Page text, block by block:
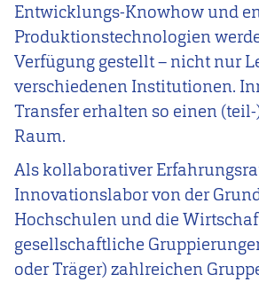
Entwicklungs-Knowhow und
Produktionstechnologien
Verfügung gestellt – nicht nur
verschiedenen Institutionen.
Transfer erhalten so einen
Raum.
Als kollaborativer
Innovationslabor von der
Hochschulen und die
gesellschaftliche
oder Träger) zahlreichen